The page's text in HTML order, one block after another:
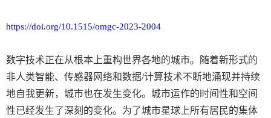
https://doi.org/10.1515/omgc-2023-2004
数字技术正在从根本上重构世界各地的城市。随着新形式的
非人类智能、传感器网络和数据/计算技术不断地涌现并持续
地自我更新，城市也在发生变化。城市运作的时间性和空间
性已经发生了深刻的变化。为了城市星球上所有居民的集体